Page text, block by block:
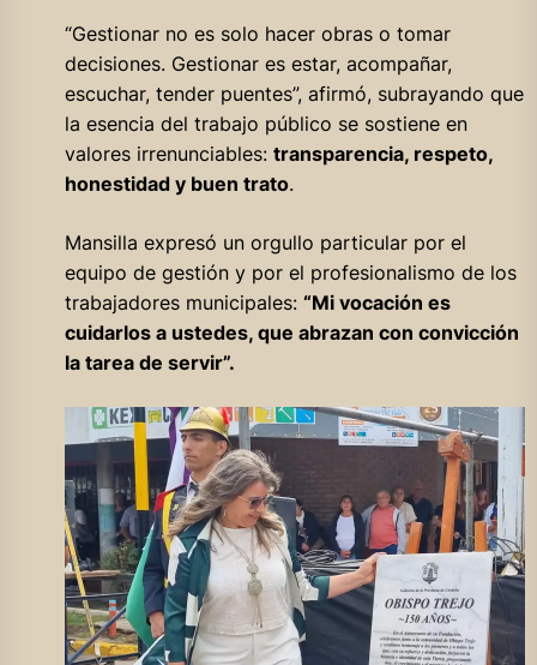
“Gestionar no es solo hacer obras o tomar
decisiones. Gestionar es estar, acompañar,
escuchar, tender puentes”, afirmó, subrayando que
la esencia del trabajo público se sostiene en
valores irrenunciables: transparencia, respeto,
honestidad y buen trato.
Mansilla expresó un orgullo particular por el
equipo de gestión y por el profesionalismo de los
trabajadores municipales: “Mi vocación es
cuidarlos a ustedes, que abrazan con convicción
la tarea de servir”.